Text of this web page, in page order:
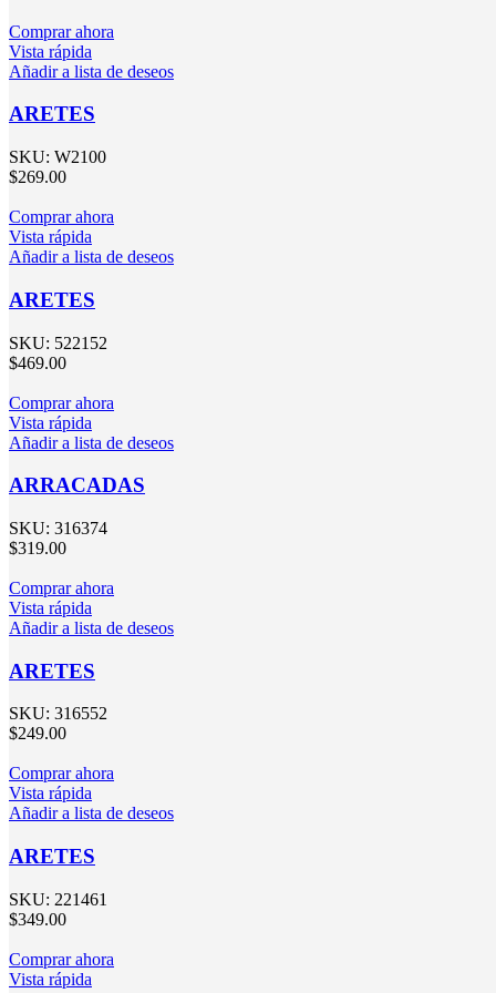
Comprar ahora
Vista rápida
Añadir a lista de deseos
ARETES
SKU: W2100
$269.00
Comprar ahora
Vista rápida
Añadir a lista de deseos
ARETES
SKU: 522152
$469.00
Comprar ahora
Vista rápida
Añadir a lista de deseos
ARRACADAS
SKU: 316374
$319.00
Comprar ahora
Vista rápida
Añadir a lista de deseos
ARETES
SKU: 316552
$249.00
Comprar ahora
Vista rápida
Añadir a lista de deseos
ARETES
SKU: 221461
$349.00
Comprar ahora
Vista rápida